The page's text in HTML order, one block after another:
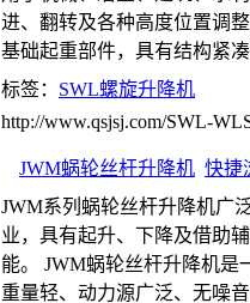
进、翻转及各种高度位置调
基础起重部件，具有结构紧
标签： SWL螺旋升降机
http://www.qsjsj.com/SWL-
JWM蜗轮丝杆升降机 快捷
JWM系列蜗轮丝杆升降机广
业，具有起升、下降及借助
能。 JWM蜗轮丝杆升降机
重量轻、动力源广泛、无噪